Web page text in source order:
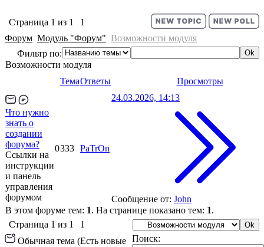
Страница 1 из 1
1
Форум Модуль "Форум" Возможности модуля
Фильтр по:
Возможности модуля
ТемаОтветы Просмотры
Что нужно
знать о
создании
форума?
Ссылки на
инструкции
и панель
управления
форумом
0333 PaTrOn
24.03.2026, 14:13
Сообщение от: John
В этом форуме тем: 1. На странице показано тем: 1.
Страница 1 из 1
1
Обычная тема (Есть новые Поиск: